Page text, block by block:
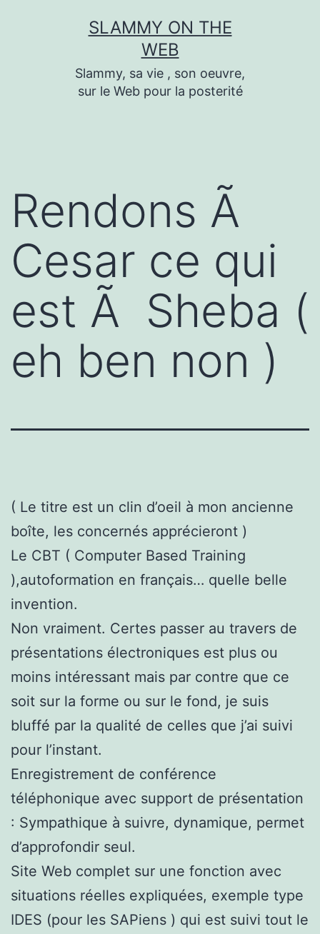
SLAMMY ON THE
WEB
Slammy, sa vie , son oeuvre,
sur le Web pour la posterité
Rendons Ã
Cesar ce qui
est Ã Sheba (
eh ben non )
( Le titre est un clin d’oeil à mon ancienne
boîte, les concernés apprécieront )
Le CBT ( Computer Based Training
),autoformation en français… quelle belle
invention.
Non vraiment. Certes passer au travers de
présentations électroniques est plus ou
moins intéressant mais par contre que ce
soit sur la forme ou sur le fond, je suis
bluffé par la qualité de celles que j’ai suivi
pour l’instant.
Enregistrement de conférence
téléphonique avec support de présentation
: Sympathique à suivre, dynamique, permet
d’approfondir seul.
Site Web complet sur une fonction avec
situations réelles expliquées, exemple type
IDES (pour les SAPiens ) qui est suivi tout le